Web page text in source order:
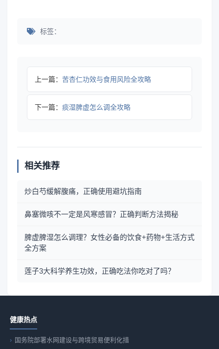
标签：
上一篇： 苦杏仁功效与食用风险全攻略
下一篇： 痰湿脾虚怎么调全攻略
相关推荐
炒白芍缓解腹痛，正确使用避坑指南
鼻塞微咳不一定是风寒感冒？正确判断方法揭秘
脾虚脾湿怎么调理？女性必备的饮食+药物+生活方式
全方案
莲子3大科学养生功效，正确吃法你吃对了吗？
健康热点
国务院部署水网建设与跨境贸易便利化措